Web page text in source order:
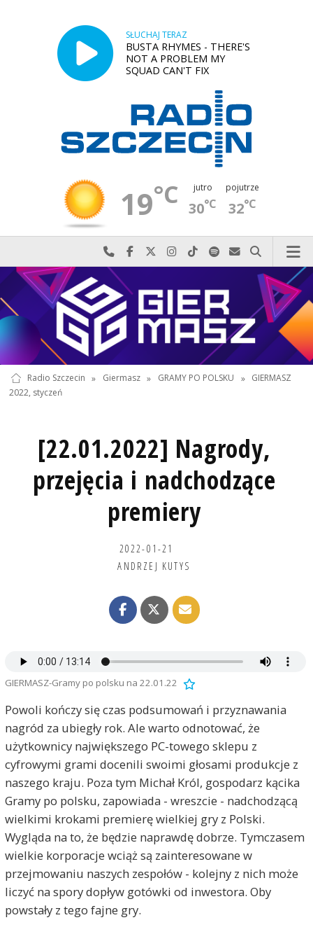
SŁUCHAJ TERAZ
BUSTA RHYMES - THERE'S
NOT A PROBLEM MY
SQUAD CAN'T FIX
19°C jutro
30°C
pojutrze
32°C
Najlepiej po prostu do nas zadzwoń
Odwiedź nas na Facebook-u
Odwiedź nas na X
Odwiedź nas na Instagram-ie
Odwiedź nas na TikTok-u
Szukaj nas na Spotify
Wyślij do nas
Szukaj
Radio Szczecin » Giermasz » GRAMY PO POLSKU » GIERMASZ
2022, styczeń
[22.01.2022] Nagrody,
przejęcia i nadchodzące
premiery
2022-01-21
ANDRZEJ KUTYS
GIERMASZ-Gramy po polsku na 22.01.22
Powoli kończy się czas podsumowań i przyznawania
nagród za ubiegły rok. Ale warto odnotować, że
użytkownicy największego PC-towego sklepu z
cyfrowymi grami docenili swoimi głosami produkcje z
naszego kraju. Poza tym Michał Król, gospodarz kącika
Gramy po polsku, zapowiada - wreszcie - nadchodzącą
wielkimi krokami premierę wielkiej gry z Polski.
Wygląda na to, że będzie naprawdę dobrze. Tymczasem
wielkie korporacje wciąż są zainteresowane w
przejmowaniu naszych zespołów - kolejny z nich może
liczyć na spory dopływ gotówki od inwestora. Oby
powstały z tego fajne gry.